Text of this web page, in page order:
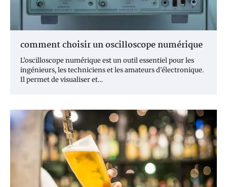
comment choisir un oscilloscope numérique
L’oscilloscope numérique est un outil essentiel pour les
ingénieurs, les techniciens et les amateurs d’électronique.
Il permet de visualiser et…